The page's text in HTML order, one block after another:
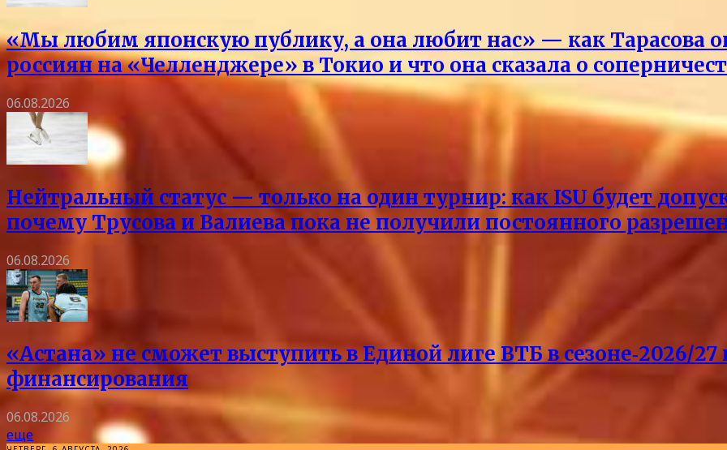
«Мы любим японскую публику, а она любит нас» — как Тарасова
россиян на «Челленджере» в Токио и что она сказала о
06.08.2026
Нейтральный статус — только на один турнир: как ISU будет
почему Трусова и Валиева пока не получили постоянного
06.08.2026
«Астана» не сможет выступить в Единой лиге ВТБ в сезоне‑2026/27
финансирования
06.08.2026
еще